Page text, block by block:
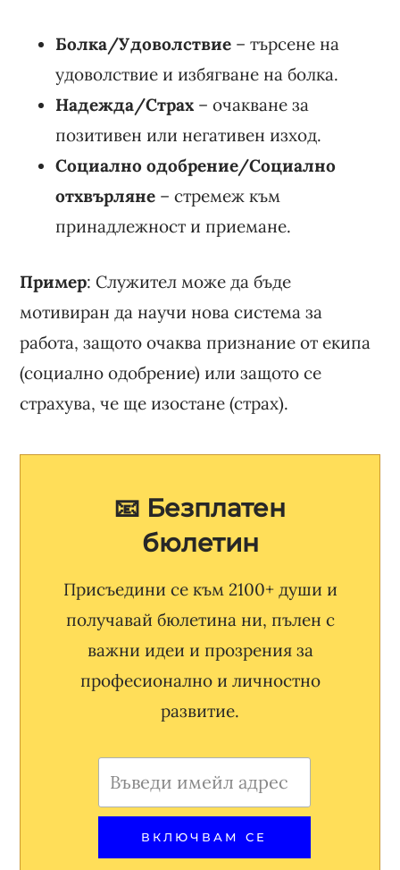
Болка/Удоволствие – търсене на
удоволствие и избягване на болка.
Надежда/Страх – очакване за
позитивен или негативен изход.
Социално одобрение/Социално
отхвърляне – стремеж към
принадлежност и приемане.
Пример: Служител може да бъде
мотивиран да научи нова система за
работа, защото очаква признание от екипа
(социално одобрение) или защото се
страхува, че ще изостане (страх).
📧 Безплатен
бюлетин
Присъедини се към 2100+ души и
получавай бюлетина ни, пълен с
важни идеи и прозрения за
професионално и личностно
развитие.